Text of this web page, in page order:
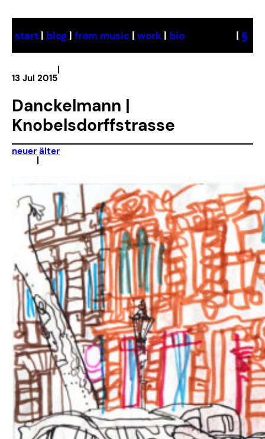
content
start | blog | from music | work | bio | §
13 Jul 2015
|
Danckelmann |
Knobelsdorffstrasse
neuer
|
älter